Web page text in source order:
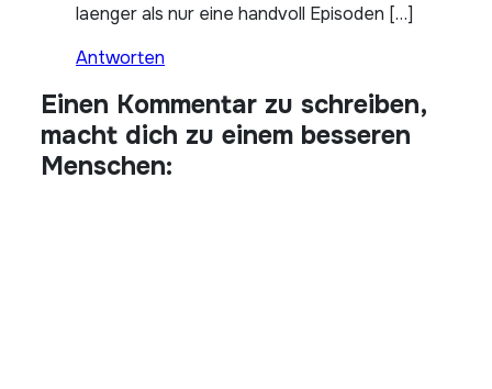
laenger als nur eine handvoll Episoden […]
Antworten
Einen Kommentar zu schreiben,
macht dich zu einem besseren
Menschen: